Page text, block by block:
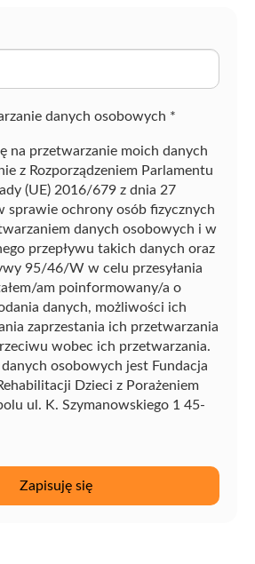
danych osobowych *
na przetwarzanie moich danych
z Rozporządzeniem Parlamentu
(UE) 2016/679 z dnia 27
sprawie ochrony osób fizycznych
danych osobowych i w
przepływu takich danych oraz
95/46/W w celu przesyłania
am poinformowany/a o
danych, możliwości ich
zaprzestania ich przetwarzania
wobec ich przetwarzania.
osobowych jest Fundacja
Dzieci z Porażeniem
ul. K. Szymanowskiego 1 45-